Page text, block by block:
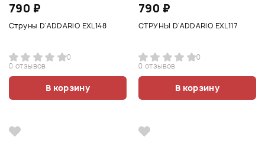
790 ₽
Струны D'ADDARIO EXL148
0
0 отзывов
В корзину
790 ₽
СТРУНЫ D'ADDARIO EXL117
0
0 отзывов
В корзину